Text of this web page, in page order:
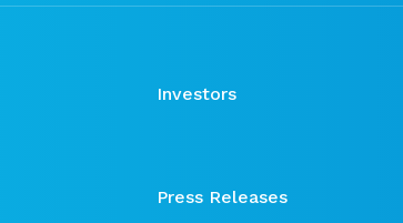
Investors
Press Releases